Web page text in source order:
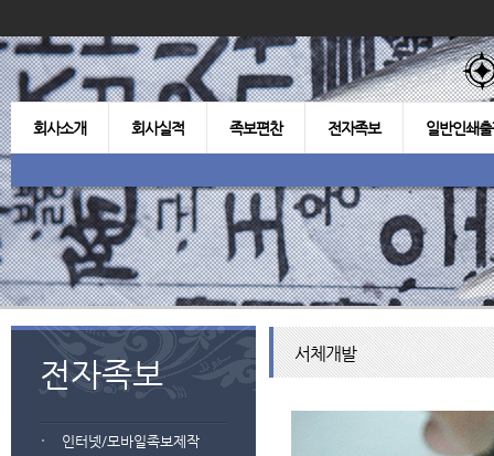
회사소개 회사실적 족보편찬 전자족보 일반인쇄
전자족보
인터넷/모바일족보제작
서체개발